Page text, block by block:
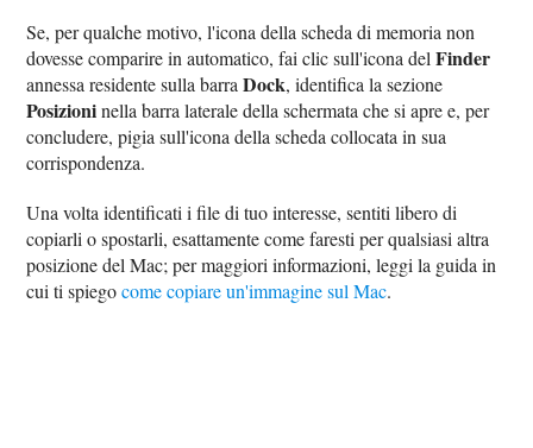
Se, per qualche motivo, l'icona della scheda di memoria non
dovesse comparire in automatico, fai clic sull'icona delFinder
annessa residente sulla barraDock, identifica la sezione
Posizioninella barra laterale della schermata che si apre e, per
concludere, pigia sull'icona della scheda collocata in sua
corrispondenza.
Una volta identificati i file di tuo interesse, sentiti libero di
copiarli o spostarli, esattamente come faresti per qualsiasi altra
posizione del Mac; per maggiori informazioni, leggi la guida in
cui ti spiegocome copiare un'immagine sul Mac.